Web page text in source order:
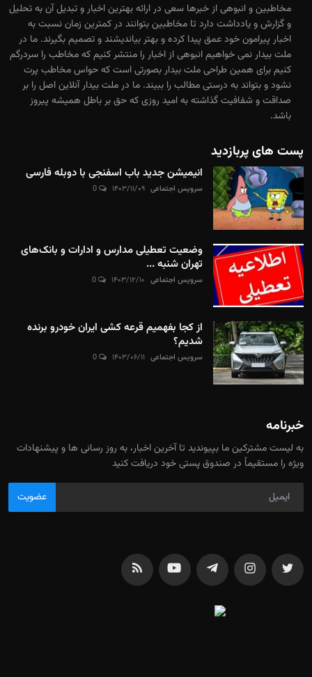
مخاطبین و انبوهی از خبرها سعی در ارائه بهترین اخبار و تبدیل آن به تحلیل
و گزارش و یادداشت دارد تا مخاطبین بتوانند در کمترین زمان نسبت به
اخبار پیرامون خود عمق پیدا کرده و بهتر بیاندیشند و تصمیم بگیرند. ما در
ملت بیدار نمی خواهیم انبوهی از اخبار را منتشر کنیم که مخاطب را سردرگم
کنیم برای همین طراحی ملت بیدار بصورتی است که حواس مخاطب پرت
نشود و بتواند به درستی مطالب را ببیند. ما در ملت بیدار آنلاین اصل را بر
صداقت و شفافیت گذاشته به امید روزی که حق بر باطل همیشه پیروز
باشد.
پست های پربازدید
انیمیشن جدید باب اسفنجی با دوبله فارسی
سرویس اجتماعی ۱۴۰۳/۱۱/۰۹
وضعیت تعطیلی مدارس و ادارات و بانک‌های
تهران شنبه ...
سرویس اجتماعی ۱۴۰۳/۱۲/۱۰
از کجا بفهمیم قرعه کشی ایران خودرو برنده
شدیم؟
سرویس اجتماعی ۱۴۰۳/۰۶/۱۱
خبرنامه
به لیست مشترکین ما بپیوندید تا آخرین اخبار، به روز رسانی ها و پیشنهادات
ویژه را مستقیماً در صندوق پستی خود دریافت کنید
عضویت